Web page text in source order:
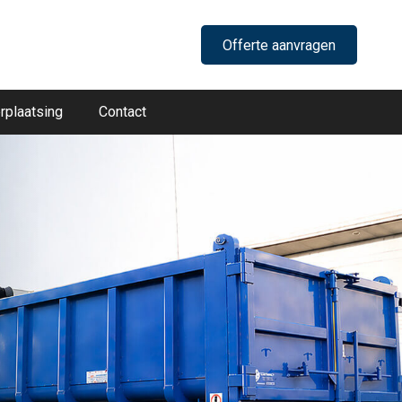
Offerte aanvragen
Contact